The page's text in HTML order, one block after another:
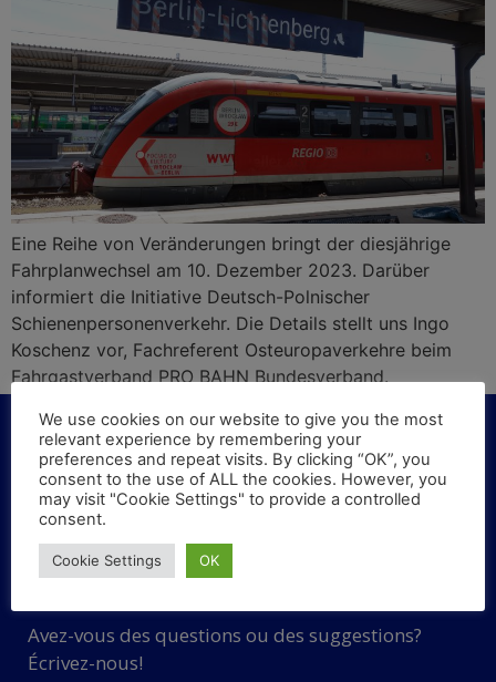
Eine Reihe von Veränderungen bringt der diesjährige
Fahrplanwechsel am 10. Dezember 2023. Darüber
informiert die Initiative Deutsch-Polnischer
Schienenpersonenverkehr. Die Details stellt uns Ingo
Koschenz vor, Fachreferent Osteuropaverkehre beim
Fahrgastverband PRO BAHN Bundesverband.
KONTAKT
Haben Sie Fragen oder Vorschläge? Schreiben Sie
Avez-vous des questions ou des suggestions?
Écrivez-nous!
We use cookies on our website to give you the most
relevant experience by remembering your
preferences and repeat visits. By clicking “OK”, you
consent to the use of ALL the cookies. However, you
may visit "Cookie Settings" to provide a controlled
consent.
Cookie Settings OK